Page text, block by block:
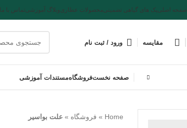
صفحه اصلیپک های گیاهی تضمینیمحصولات عطاریوبلاگ آموزشیتماس با ما
مقایسه ورود / ثبت نام
صفحه نخستفروشگاهمستندات آموزشی
Home
» فروشگاه » علت بواسیر